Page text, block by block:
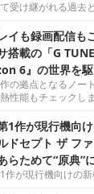
受け継がれる過去
イも録画配信
搭載の「G
6』の世界を
の拠点となるノー
性能もチェックし
1作が現行機向
ドセプト ザ フ
らためて“原典”
作が現行機向けの